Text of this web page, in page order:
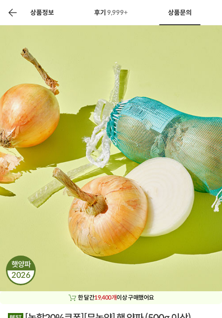
상품정보 후기 9,999+ 상품문의
공인 농축산물할인 찬들마루 주문/배송 고객센터
햇양파
2026
한 달간19,400개이상 구매했어요